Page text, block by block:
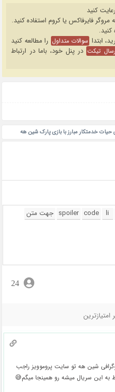
کنید
سوالات متداول را مطالعه کنید
تیکت در پنل خود، باما در ارتباط
حیات خدمتکار مبارز با بازی پارک شین هه
24
امتیازترین
شین هه تو سایت پروموویز راجب
به این سریال میشه رو همینجا میگم😅